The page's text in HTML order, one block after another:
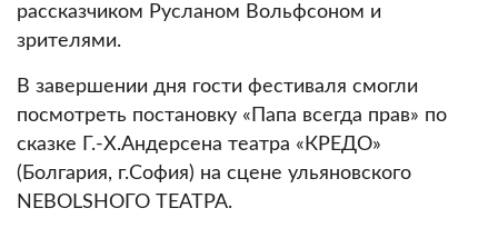
рассказчиком Русланом Вольфсоном и
зрителями.
В завершении дня гости фестиваля смогли
посмотреть постановку «Папа всегда прав» по
сказке Г.-Х.Андерсена театра «КРЕДО»
(Болгария, г.София) на сцене ульяновского
NEBOLSHОГО ТЕАТРА.